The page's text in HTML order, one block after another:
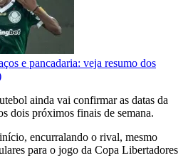
e pancadaria: veja resumo dos
ainda vai confirmar as datas da
dois próximos finais de semana.
encurralando o rival, mesmo
para o jogo da Copa Libertadores